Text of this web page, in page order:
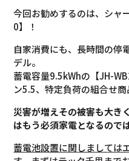
今回お勧めするのは、シャ
0】！
自家消費にも、長時間の停
デル。
蓄電容量9.5kWhの【JH-
ン5.5、特定負荷の組合せ商
災害が増えその被害も大き
はもう必須家電となるので
蓄電池設置に関しましては